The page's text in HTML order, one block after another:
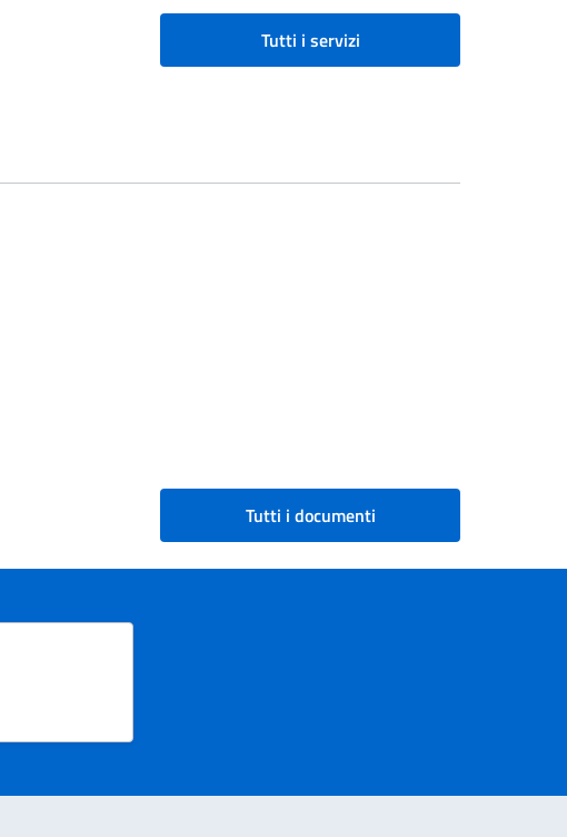
Tutti i servizi
Tutti i documenti